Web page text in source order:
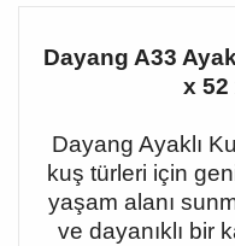
Dayang A33
x 52
Dayang Ayaklı
kuş türleri için
yaşam alanı
ve dayanıklı bir